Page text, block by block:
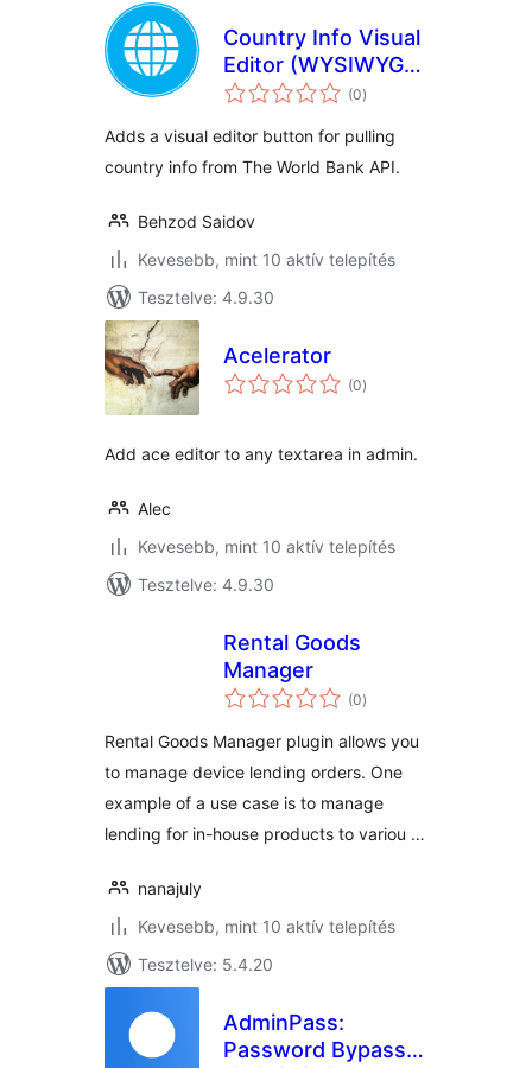
Country Info Visual
Editor (WYSIWYG)
Button
(0értékelés
összesen
)
Adds a visual editor button for pulling
country info from The World Bank API.
Behzod Saidov
Kevesebb, mint 10 aktív telepítés
Tesztelve: 4.9.30
Acelerator
(0értékelés
összesen
)
Add ace editor to any textarea in admin.
Alec
Kevesebb, mint 10 aktív telepítés
Tesztelve: 4.9.30
Rental Goods
Manager
(0értékelés
összesen
)
Rental Goods Manager plugin allows you
to manage device lending orders. One
example of a use case is to manage
lending for in-house products to variou …
nanajuly
Kevesebb, mint 10 aktív telepítés
Tesztelve: 5.4.20
AdminPass:
Password Bypass &